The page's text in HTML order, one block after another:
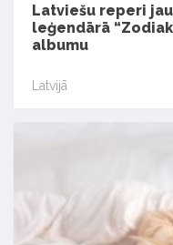
Latviešu reperi
leģendārā
albumu
Latvijā